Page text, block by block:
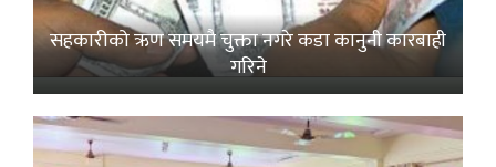
सहकारीको ऋण समयमै चुक्ता नगरे कडा कानुनी कारबाही
गरिने